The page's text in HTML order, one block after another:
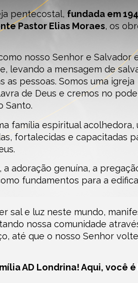
pentecostal, fundada em
Pastor Elias Moraes, os
nosso Senhor e Salvador
levando a mensagem de
as pessoas. Somos uma igreja
de Deus e cremos no
Santo.
família espiritual acolhedora,
fortalecidas e capacitadas
a adoração genuína, a
fundamentos para a
sal e luz neste mundo,
nossa comunidade
até que o nosso Senhor
AD Londrina! Aqui, você é